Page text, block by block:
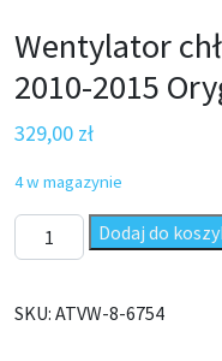
Wentylator
2010-2015
329,00 zł
4 w magazynie
ilość Wentylator
Dodaj do
SKU: ATVW-8-6754